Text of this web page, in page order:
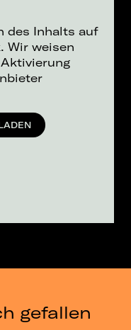
des Inhalts auf
Wir weisen
gefallen